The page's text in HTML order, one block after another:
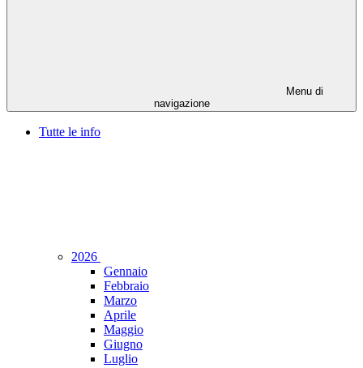
Menu di
navigazione
Tutte le info
2026
Gennaio
Febbraio
Marzo
Aprile
Maggio
Giugno
Luglio